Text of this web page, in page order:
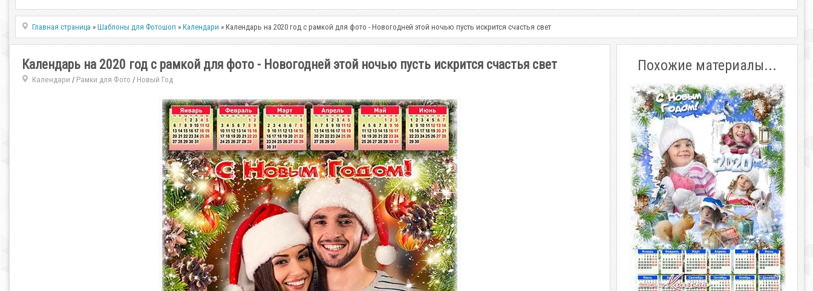
Главная страница »Шаблоны для Фотошоп »Календари » Календарь на 2020 год с рамкой для фото - Новогодней этой ночью пусть искрится счастья свет
Календарь на 2020 год с рамкой для фото - Новогодней этой ночью пусть искрится счастья свет
Календари / Рамки для Фото / Новый Год
Похожие материалы...